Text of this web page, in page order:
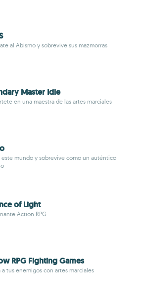
al Abismo y sobrevive sus mazmorras
Master Idle
en una maestra de las artes marciales
este mundo y sobrevive como un auténtico
of Light
Action RPG
RPG Fighting Games
a tus enemigos con artes marciales